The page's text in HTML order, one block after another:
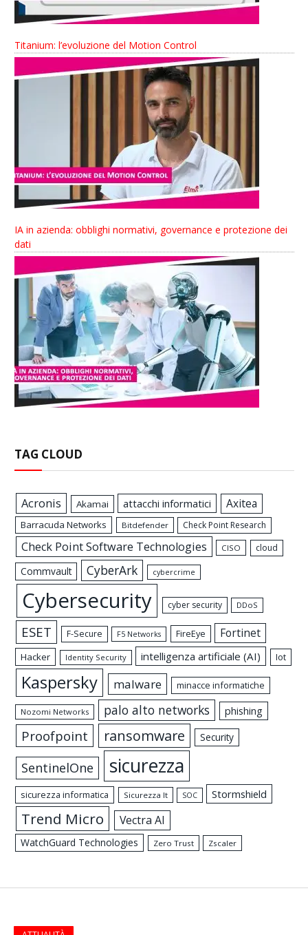
Titanium: l’evoluzione del Motion Control
IA in azienda: obblighi normativi, governance e protezione dei
dati
TAG CLOUD
Acronis Akamai attacchi informatici Axitea
Barracuda Networks Bitdefender Check Point Research
Check Point Software Technologies CISO cloud
Commvault CyberArk cybercrime
Cybersecurity cyber security DDoS
ESET F-Secure F5 Networks FireEye Fortinet
Hacker Identity Security intelligenza artificiale (AI) Iot
Kaspersky malware minacce informatiche
Nozomi Networks palo alto networks phishing
Proofpoint ransomware Security
SentinelOne sicurezza
sicurezza informatica Sicurezza It SOC Stormshield
Trend Micro Vectra AI
WatchGuard Technologies Zero Trust Zscaler